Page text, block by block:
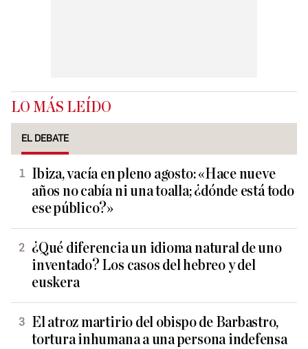
LO MÁS LEÍDO
EL DEBATE
Ibiza, vacía en pleno agosto: «Hace nueve
años no cabía ni una toalla; ¿dónde está todo
ese público?»
¿Qué diferencia un idioma natural de uno
inventado? Los casos del hebreo y del
euskera
El atroz martirio del obispo de Barbastro,
tortura inhumana a una persona indefensa